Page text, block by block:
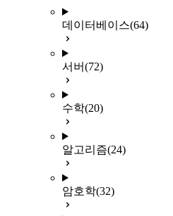
데이터베이스(64)
서버(72)
수학(20)
알고리즘(24)
암호학(32)